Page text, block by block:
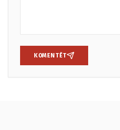
KOMENTĒT